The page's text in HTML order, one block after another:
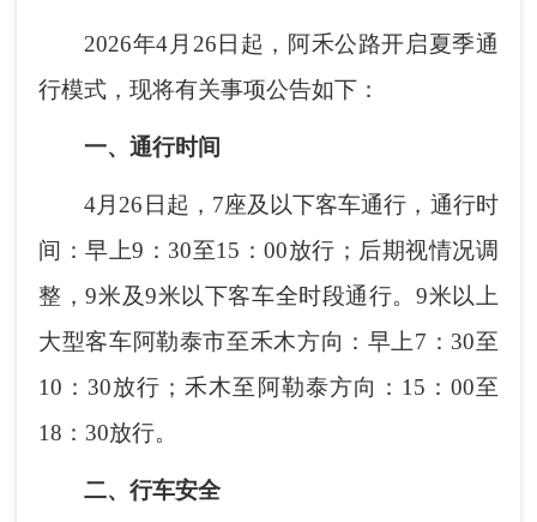
2026年4月26日起，阿禾公路开启夏季通
行模式，现将有关事项公告如下：
一、通行时间
4月26日起，7座及以下客车通行，通行时
间：早上9：30至15：00放行；后期视情况调
整，9米及9米以下客车全时段通行。9米以上
大型客车阿勒泰市至禾木方向：早上7：30至
10：30放行；禾木至阿勒泰方向：15：00至
18：30放行。
二、行车安全